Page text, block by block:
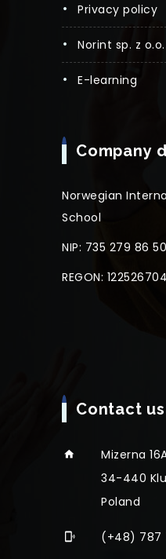
privacy policy
norint sp. z o.o.
e-learning
Company
Norwegian
School
NIP: 735 279 86 50
REGON: 122526704
Contact us
Mizerna
34-440
Poland
(+48) 787